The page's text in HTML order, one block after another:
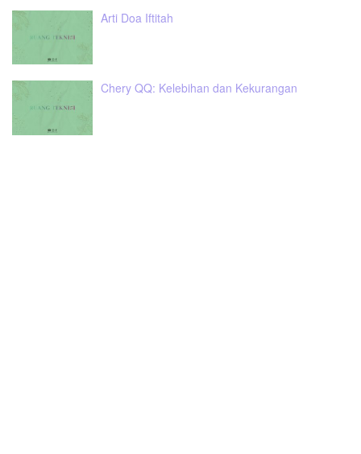
Arti Doa Iftitah
Chery QQ: Kelebihan dan Kekurangan